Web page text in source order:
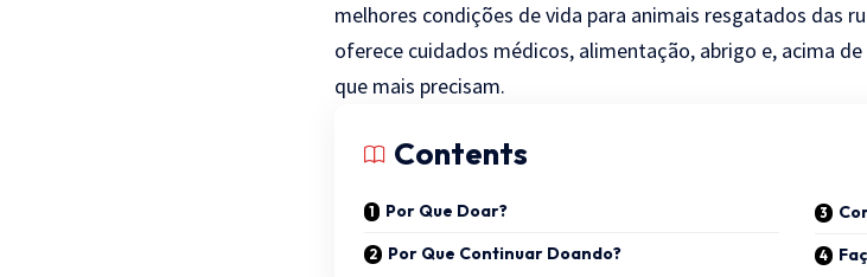
melhores condições de vida para animais resgatados das
oferece cuidados médicos, alimentação, abrigo e, acima
que mais precisam.
Contents
Por Que Doar?
Por Que Continuar Doando?